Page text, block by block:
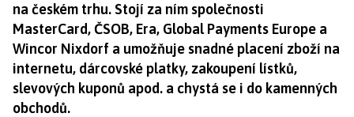
na českém trhu. Stojí za ním společnosti
MasterCard, ČSOB, Era, Global Payments Europe a
Wincor Nixdorf a umožňuje snadné placení zboží na
internetu, dárcovské platky, zakoupení lístků,
slevových kuponů apod. a chystá se i do kamenných
obchodů.